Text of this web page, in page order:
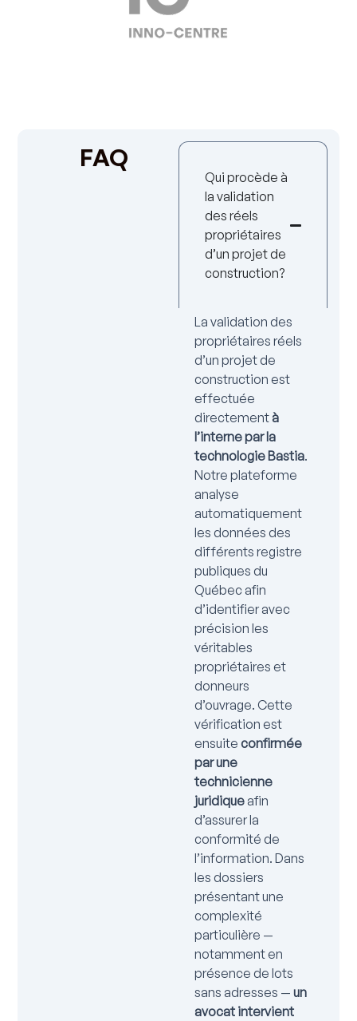
FAQ
Qui procède à
la validation
des réels
propriétaires
d’un projet de
construction?
La validation des
propriétaires réels
d’un projet de
construction est
effectuée
directement à
l’interne par la
technologie Bastia.
Notre plateforme
analyse
automatiquement
les données des
différents registre
publiques du
Québec afin
d’identifier avec
précision les
véritables
propriétaires et
donneurs
d’ouvrage. Cette
vérification est
ensuite confirmée
par une
technicienne
juridique afin
d’assurer la
conformité de
l’information. Dans
les dossiers
présentant une
complexité
particulière —
notamment en
présence de lots
sans adresses — un
avocat intervient